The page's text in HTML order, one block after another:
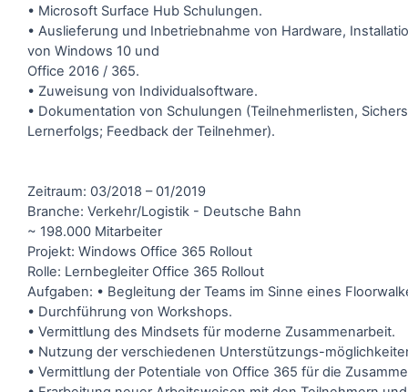
• Microsoft Surface Hub Schulungen.
• Auslieferung und Inbetriebnahme von Hardware,
von Windows 10 und
Office 2016 / 365.
• Zuweisung von Individualsoftware.
• Dokumentation von Schulungen (Teilnehmerlisten,
Lernerfolgs; Feedback der Teilnehmer).
Zeitraum: 03/2018 – 01/2019
Branche: Verkehr/Logistik - Deutsche Bahn
~ 198.000 Mitarbeiter
Projekt: Windows Office 365 Rollout
Rolle: Lernbegleiter Office 365 Rollout
Aufgaben: • Begleitung der Teams im Sinne eines
• Durchführung von Workshops.
• Vermittlung des Mindsets für moderne Zusammenarbeit.
• Nutzung der verschiedenen Unterstützungs-
• Vermittlung der Potentiale von Office 365 für die